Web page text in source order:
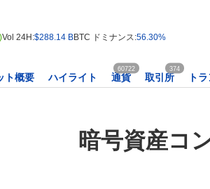
Vol 24H:$288.14 BBTC ドミナンス:56.30%
ト概要 ハイライト 通貨
60722
取引所
374
ト
暗号資産コ